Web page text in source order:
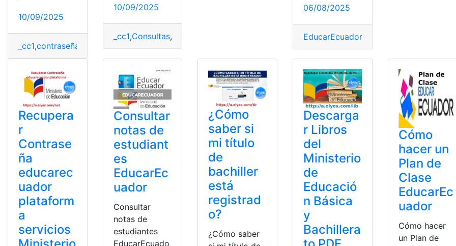
10/09/2025
_cc1,contraseña Herramientas Ecuador,Ministerio de Educación
10/09/2025
_cc1,Consultas, Herramientas Ecuador,Ministerio de Educación
06/08/2025
EducarEcuador
Recupera
r
Contrase
ña
educarec
uador
plataform
a
servicios
Consultar
notas de
estudiant
es
EducarEc
uador
Consultar
notas de
estudiantes
EducarEcuado
¿Cómo
saber si
mi título
de
bachiller
está
registrad
o?
¿Cómo saber
Descarga
r Libros
del
Ministerio
de
Educació
n Básica
y
Bachillera
Cómo
hacer un
Plan de
Clase
EducarEc
uador
Cómo hacer
un Plan de